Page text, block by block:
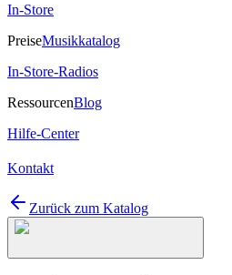
In-Store
PreiseMusikkatalog
In-Store-Radios
RessourcenBlog
Hilfe-Center
Kontakt
Zurück zum Katalog